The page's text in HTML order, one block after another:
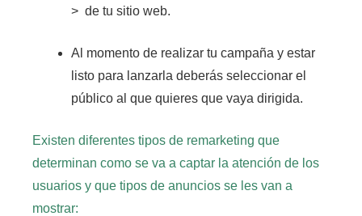
> de tu sitio web.
Al momento de realizar tu campaña y estar
listo para lanzarla deberás seleccionar el
público al que quieres que vaya dirigida.
Existen diferentes tipos de remarketing que
determinan como se va a captar la atención de los
usuarios y que tipos de anuncios se les van a
mostrar: